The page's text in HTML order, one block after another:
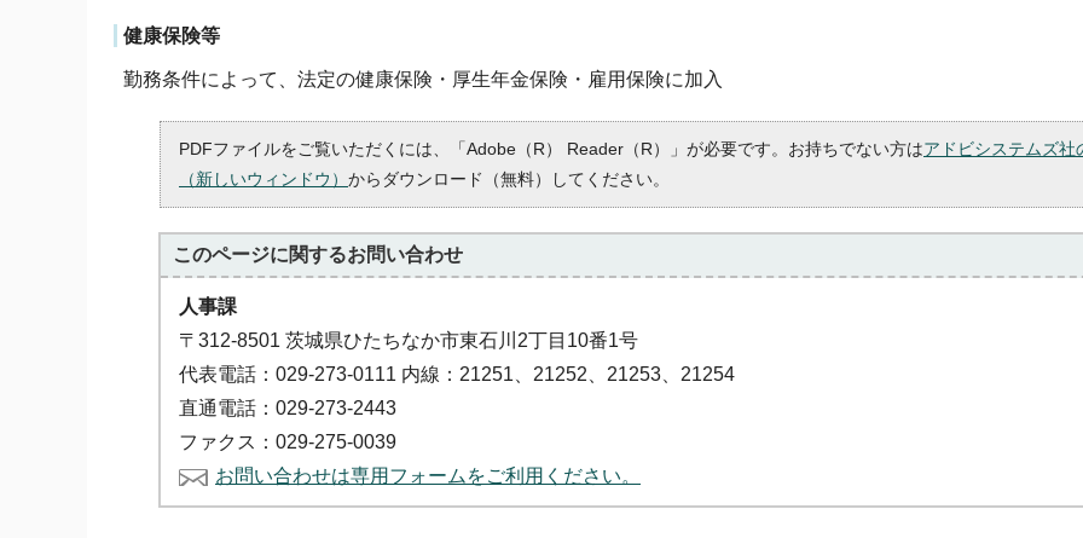
健康保険等
勤務条件によって、法定の健康保険・厚生年金保険・雇用保険に加入
PDFファイルをご覧いただくには、「Adobe（R） Reader（R）」が必要です。お持ちでない方はアドビシステムズ社
（新しいウィンドウ） からダウンロード（無料）してください。
このページに関するお問い合わせ
人事課
〒312-8501 茨城県ひたちなか市東石川2丁目10番1号
代表電話：029-273-0111 内線：21251、21252、21253、21254
直通電話：029-273-2443
ファクス：029-275-0039
お問い合わせは専用フォームをご利用ください。